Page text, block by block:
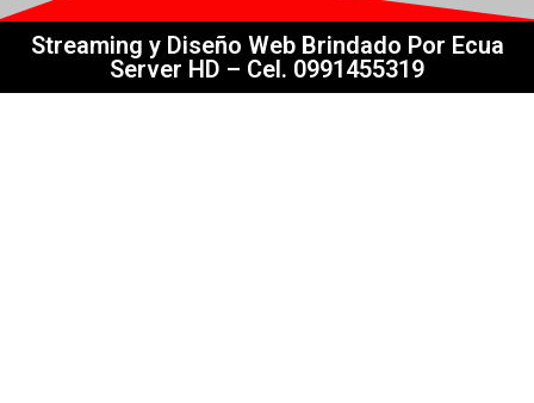
Streaming y Diseño Web Brindado Por Ecua
Server HD – Cel. 0991455319